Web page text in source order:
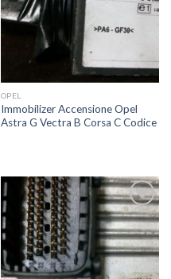
OPEL
Immobilizer Accensione Opel
Astra G Vectra B Corsa C Codice
İstek
Listeme